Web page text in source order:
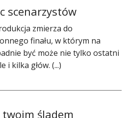
scenarzystów
zmierza do
finału, w którym na
być może nie tylko ostatni
i kilka głów. (...)
twoim śladem